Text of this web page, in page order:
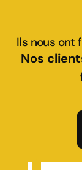
Ils nous ont
Nos